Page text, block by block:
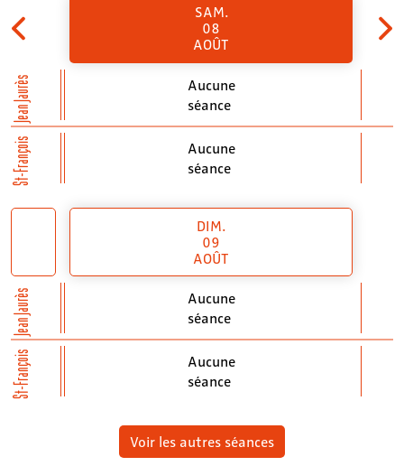
Jean Jaurès
St-François
SAM.
08
AOÛT
Aucune
séance
Aucune
séance
Jean Jaurès
St-François
DIM.
09
AOÛT
Aucune
séance
Aucune
séance
Voir les autres séances